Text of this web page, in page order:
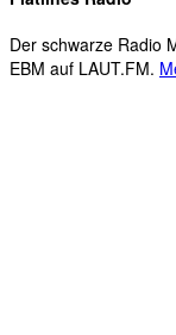
Der schwarze Radio
EBM auf LAUT.FM.